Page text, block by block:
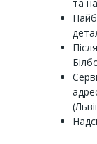
та